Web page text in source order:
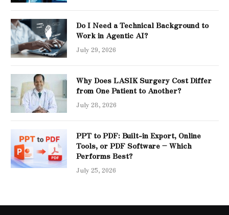
Do I Need a Technical Background to
Work in Agentic AI?
July 29, 2026
Why Does LASIK Surgery Cost Differ
from One Patient to Another?
July 28, 2026
PPT to PDF: Built-in Export, Online
Tools, or PDF Software – Which
Performs Best?
July 25, 2026